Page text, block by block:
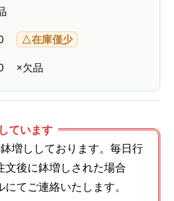
△在庫僅少
×欠品
ています
増ししております。毎日行
文後に鉢増しされた場合
てご連絡いたします。